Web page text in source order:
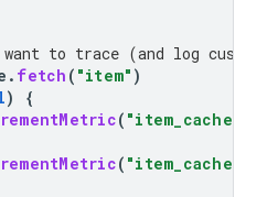
to trace (and log custom
. fetch ( "item" )
)
{
( "item_cache_hit"
(